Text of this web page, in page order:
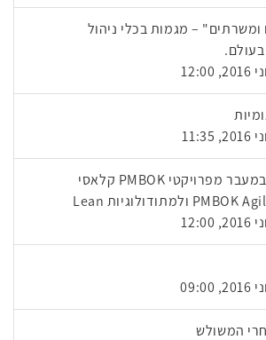
ומשרתים" – מגמות בכלי ניהול
על הצלחה במעבר מפרויקטי PMBOK קלאסי
המשולש